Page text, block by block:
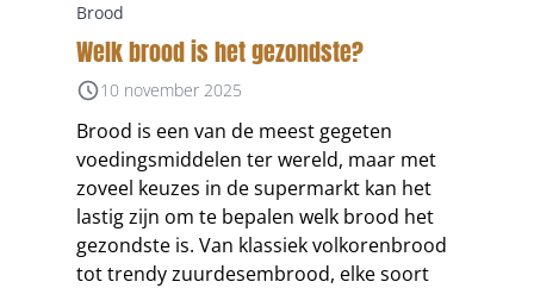
Brood
Welk brood is het gezondste?
10 november 2025
Brood is een van de meest gegeten
voedingsmiddelen ter wereld, maar met
zoveel keuzes in de supermarkt kan het
lastig zijn om te bepalen welk brood het
gezondste is. Van klassiek volkorenbrood
tot trendy zuurdesembrood, elke soort